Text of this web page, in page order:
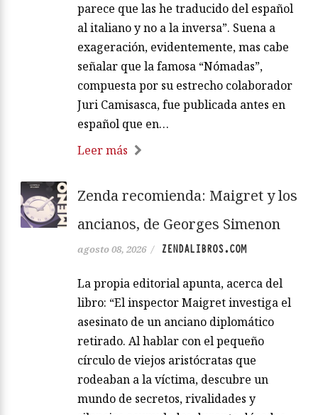
parece que las he traducido del español
al italiano y no a la inversa”. Suena a
exageración, evidentemente, mas cabe
señalar que la famosa “Nómadas”,
compuesta por su estrecho colaborador
Juri Camisasca, fue publicada antes en
español que en…
Leer más
Zenda recomienda: Maigret y los
ancianos, de Georges Simenon
agosto 08, 2026 / ZENDALIBROS.COM
La propia editorial apunta, acerca del
libro: “El inspector Maigret investiga el
asesinato de un anciano diplomático
retirado. Al hablar con el pequeño
círculo de viejos aristócratas que
rodeaban a la víctima, descubre un
mundo de secretos, rivalidades y